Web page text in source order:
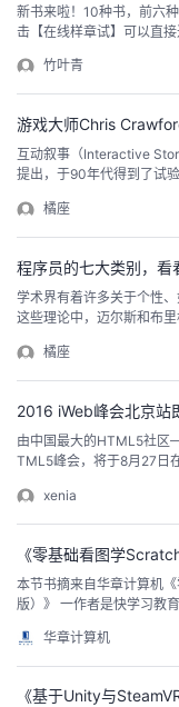
页
开
发
者
我
子
直
播
的
活
动
我
的
关
注
的
开
发
者
学
堂
我
课
程
的
认
证
我
的
实
验
我
的
收
我
的
Programs
我
的
支
术
支
持
云
声
建
议
新书来啦！10种书，前六
击【在线样章试】可以直
读者可以轻松自制操作系
余万字，用6000多行代码
竹叶青
游戏大师Chris
互动叙事（Interactive
提出，于90年代得到了试
的发展思路和各执己见的
自身特定的角度来考察互
橘座
程序员的七大类别，看
学术界有着许多关于个性
这些理论中，迈尔斯和布
尔斯-布里格斯类型指标（
作用是，使C. G. Jung描
橘座
2016 iWeb峰会北京站
由中国最大的HTML5社
TML5峰会，将于8月27日
HTML5全面发展娜喊！6
会人员2656人，嘉宾演讲
xenia
《零基础看图学
本节书摘来自华章计算机
版）》 一作者是快学习
华章计算机
《基于Unity与